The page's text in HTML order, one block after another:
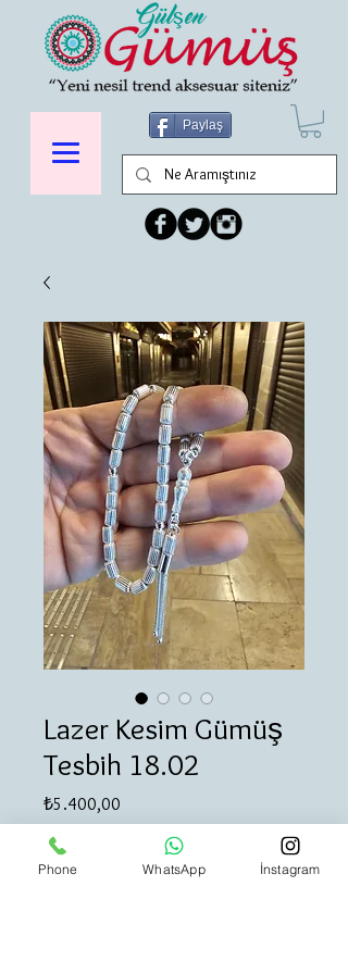
Paylaş
Lazer Kesim Gümüş
Tesbih 18.02
₺5.400,00
Adet
Phone WhatsApp İnstagram